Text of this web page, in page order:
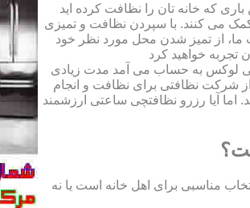
که خانه تان را نظافت کرده اید
می کنند. با سپردن نظافت و تمیزی
از تمیز شدن محل مورد نظر خود
تجربه خواهید کرد
لوکس به حساب می آمد مدت زیادی
شرکت نظافتی برای نظافت و انجام
اما آیا رزرو نظافتچی ساعتی ارزشمند
مناسبی برای اهل خانه است یا نه